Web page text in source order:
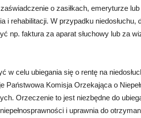
o zasiłkach, emeryturze
i rehabilitacji. W przypadku niedosłuchu,
np. faktura za aparat słuchowy lub za
w celu ubiegania się o rentę na
Państwowa Komisja Orzekająca o
Orzeczenie to jest niezbędne do
i uprawnia do